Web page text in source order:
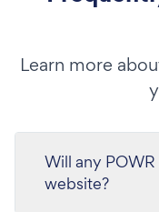
Learn more
Will any
website?